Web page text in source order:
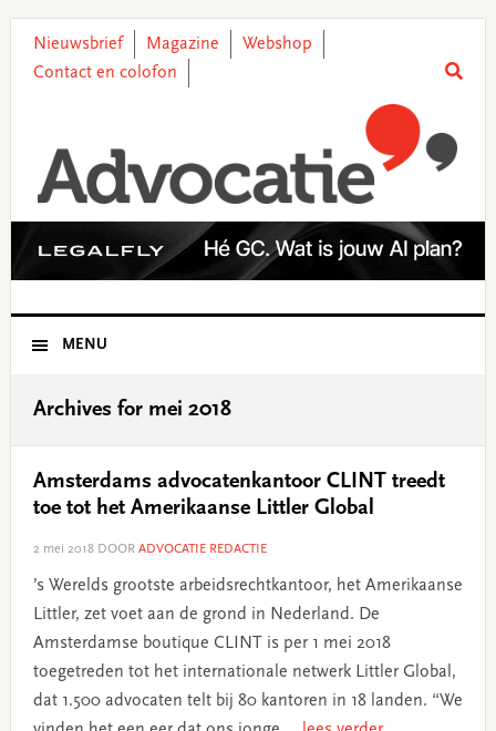
primary
main
primary
footer
Nieuwsbrief Magazine
Webshop
Contact en colofon
MENU
Archives for mei 2018
Amsterdams advocatenkantoor CLINT treedt
toe tot het Amerikaanse Littler Global
2 mei 2018DOOR ADVOCATIE REDACTIE
’s Werelds grootste arbeidsrechtkantoor, het Amerikaanse
Littler, zet voet aan de grond in Nederland. De
Amsterdamse boutique CLINT is per 1 mei 2018
toegetreden tot het internationale netwerk Littler Global,
dat 1.500 advocaten telt bij 80 kantoren in 18 landen. “We